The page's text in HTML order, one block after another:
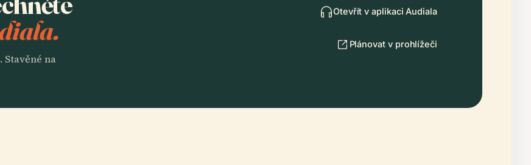
na
Otevřít v aplikaci Audiala
Plánovat v prohlížeči